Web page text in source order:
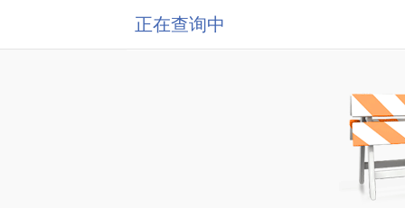
正在查询中